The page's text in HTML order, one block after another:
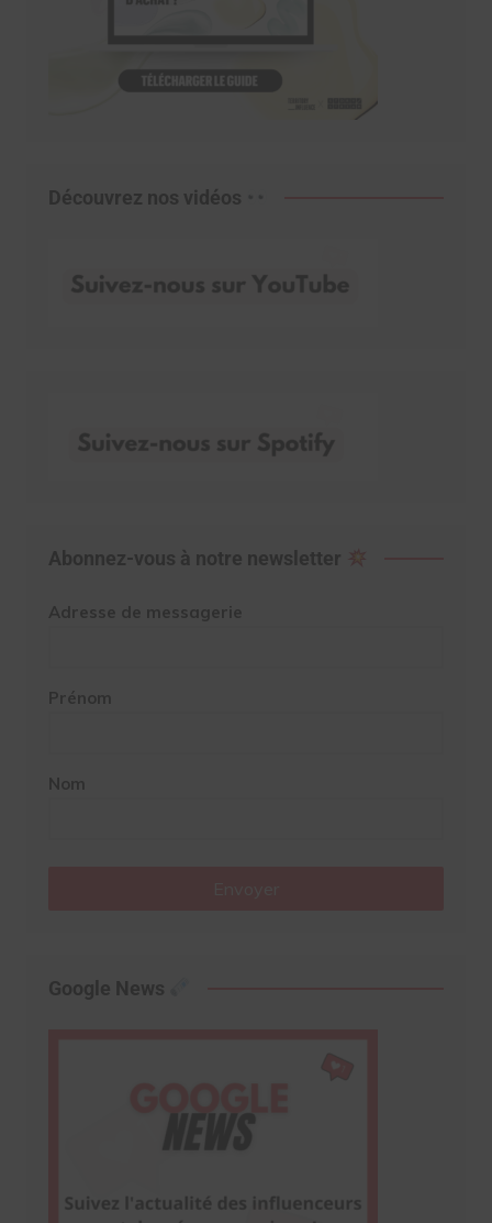
Découvrez nos vidéos
Abonnez-vous à notre newsletter
Adresse de messagerie
Prénom
Nom
Google News